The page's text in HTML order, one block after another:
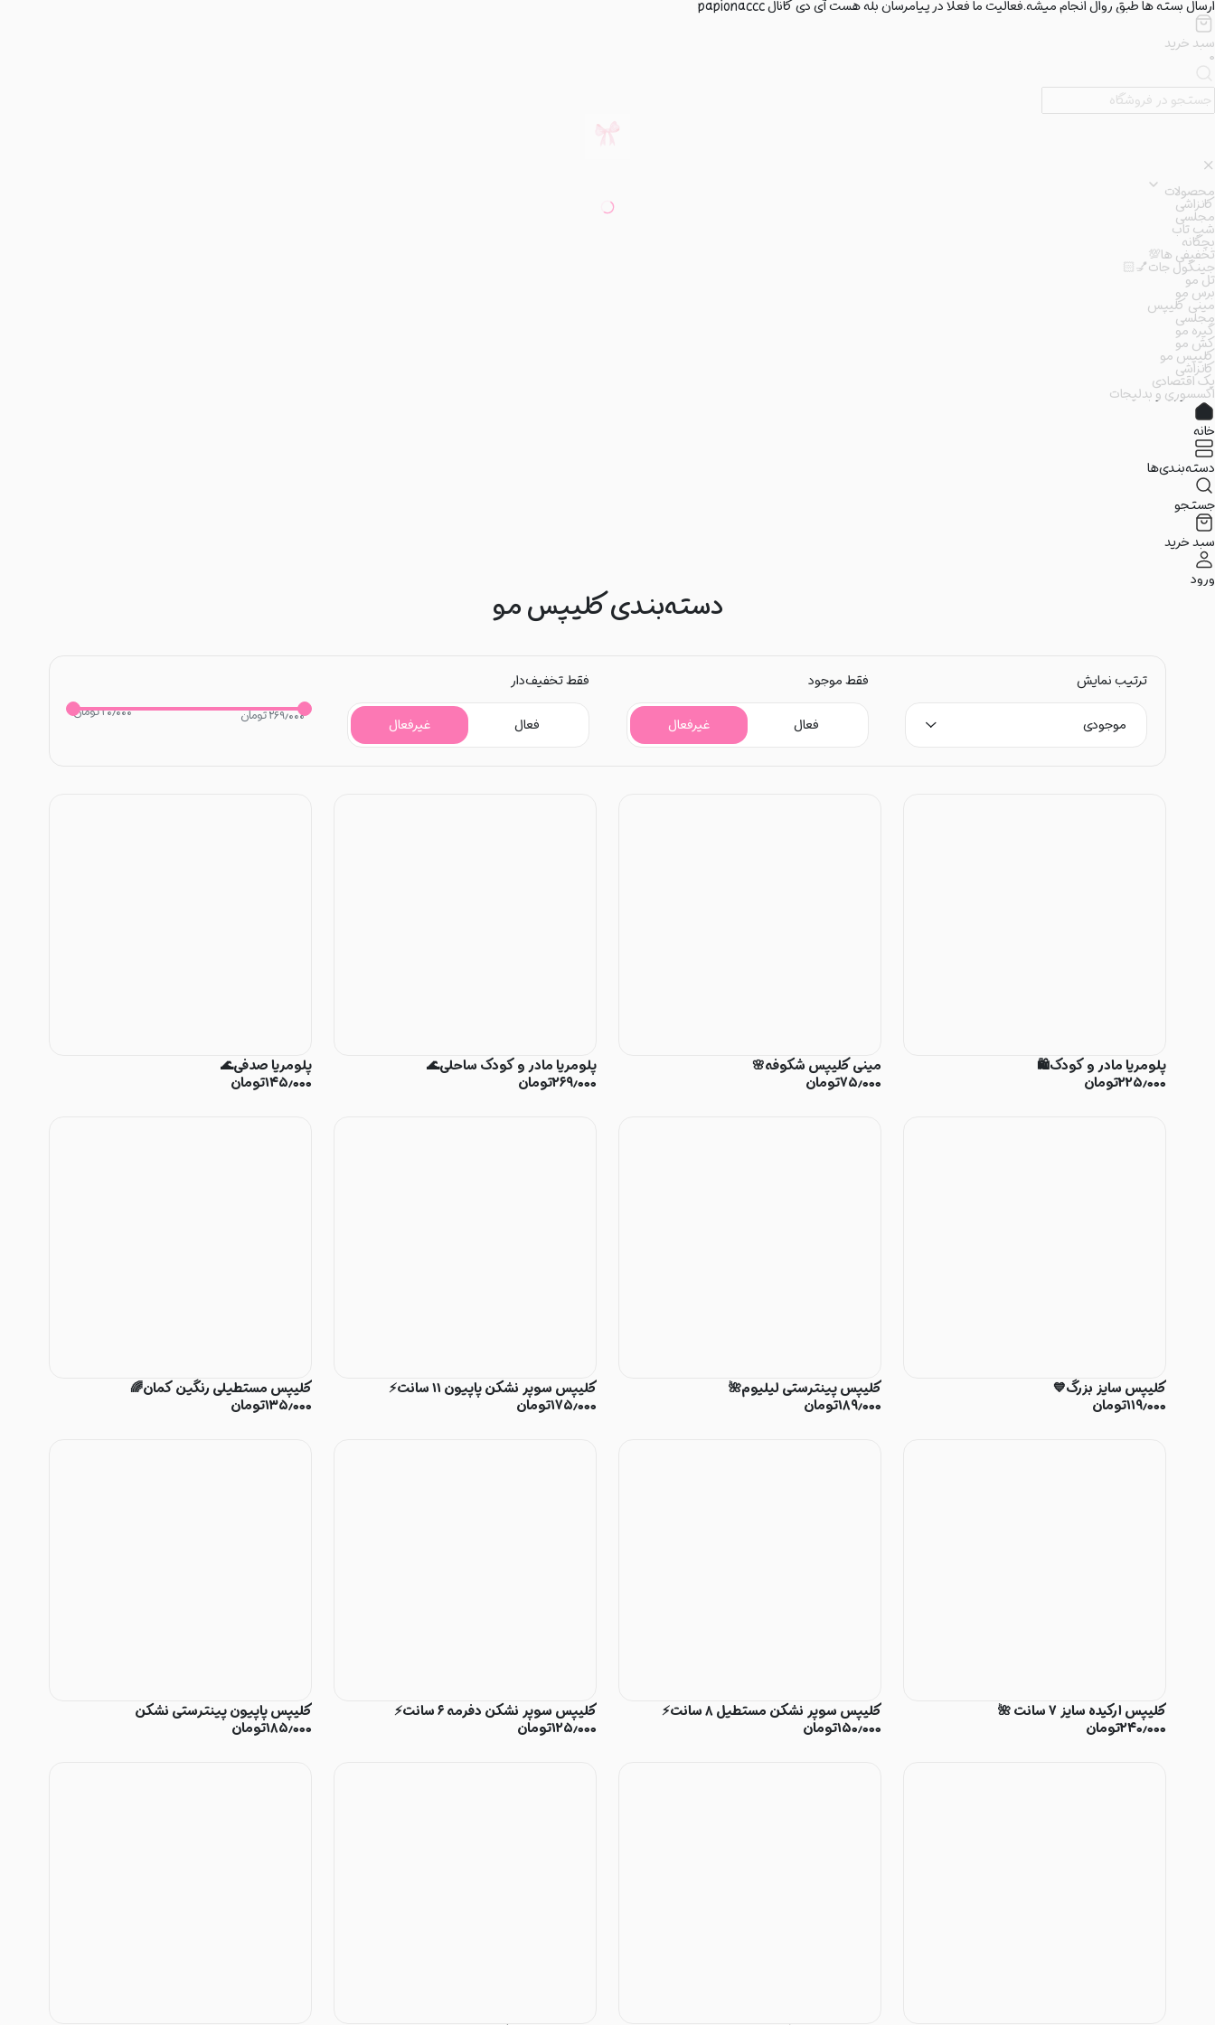
ارسال بسته ها طبق روال انجام میشه.فعالیت ما فعلا در پیامرسان بله هست آی دی کانال papionaccc
سبد خرید
۰
محصولات
کانزاشی
مجلسی
شب تاب
بچگانه
تخفیفی ها💯
جینگول جات💅🏻
تل مو
برس مو
مینی کلیپس
مجلسی
گیره مو
کش مو
کلیپس مو
کانزاشی
پک اقتصادی
اکسسوری و بدلیجات
خانه
دسته‌بندی‌ها
جستجو
سبد خرید
ورود
دسته‌بندی کلیپس مو
ترتیب نمایش
موجودی
فقط موجود
فعال غیرفعال
فقط تخفیف‌دار
فعال غیرفعال
۲۰٫۰۰۰ تومان ۲۶۹٫۰۰۰ تومان
پلومریا مادر و کودک🛍️
۲۲۵٫۰۰۰تومان
مینی کلیپس شکوفه🌸
۷۵٫۰۰۰تومان
پلومریا مادر و کودک ساحلی🌊
۲۶۹٫۰۰۰تومان
پلومریا صدفی🌊
۱۴۵٫۰۰۰تومان
کلیپس سایز بزرگ💙
۱۱۹٫۰۰۰تومان
کلیپس‌ پینترستی لیلیوم🌺
۱۸۹٫۰۰۰تومان
کلیپس سوپر نشکن پاپیون ۱۱ سانت⚡️
۱۷۵٫۰۰۰تومان
کلیپس مستطیلی رنگین کمان🌈
۱۳۵٫۰۰۰تومان
کلیپس ارکیده سایز ۷ سانت 🌺
۲۴۰٫۰۰۰تومان
کلیپس سوپر نشکن مستطیل ۸ سانت⚡️
۱۵۰٫۰۰۰تومان
کلیپس سوپر نشکن دفرمه ۶ سانت⚡️
۱۲۵٫۰۰۰تومان
کلیپس پاپیون پینترستی نشکن
۱۸۵٫۰۰۰تومان